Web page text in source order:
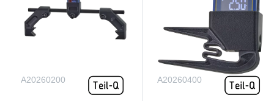
A20260200 A20260400